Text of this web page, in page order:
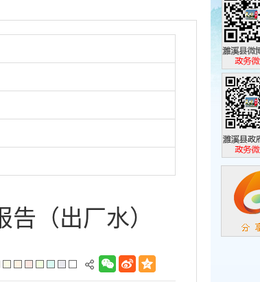
（出厂水）
濉溪县政
政务微博
濉溪县政
政务微信